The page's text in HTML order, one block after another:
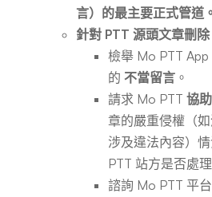
言）的最主要正式管道。
針對 PTT 源頭文章刪除
檢舉 Mo PTT
的 不當留言 。
請求 Mo PTT 協
章的嚴重侵權（
涉及違法內容）
PTT 站方是否處
諮詢 Mo PTT 平